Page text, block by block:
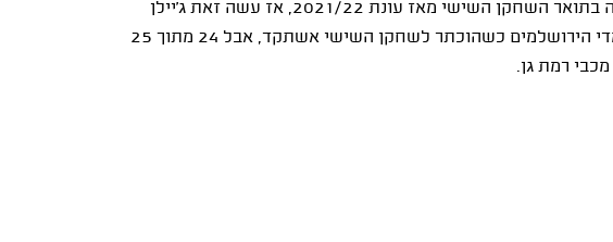
הוא הפך לראשון מהפועל ירושלים שזוכה בתואר השחקן השישי מאז עונת 2021/22, אז עשה זאת ג'יילן
אדאמס. רועי הובר אומנם כבר לבש את מדי הירושלמים כשהוכתר לשחקן השישי אשתקד, אבל 24 מתוך 25
רמת גן.